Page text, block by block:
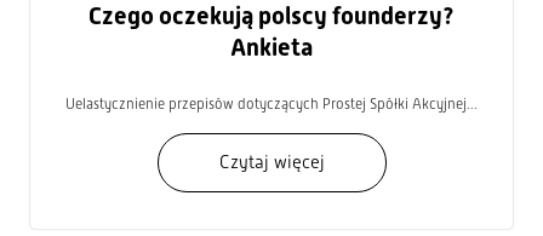
Czego oczekują polscy founderzy?
Ankieta
Uelastycznienie przepisów dotyczących Prostej Spółki Akcyjnej...
Czytaj więcej